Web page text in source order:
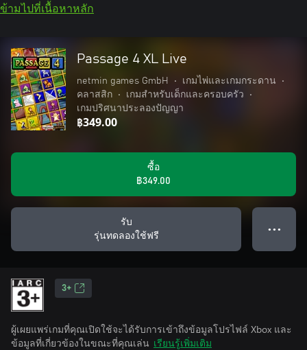
ข้ามไปที่เนื้อหาหลัก
Passage 4 XL Live
netmin games GmbH • เกมไพ่และเกมกระดาน
•
คลาสสิก
• เกมสำหรับเด็กและครอบครัว
•
เกมปริศนาประลองปัญญา
฿349.00
ซื้อ
฿349.00
รับ
รุ่นทดลองใช้ฟรี
● ● ●
3+
ผู้เผยแพร่เกมที่คุณเปิดใช้จะได้รับการเข้าถึงข้อมูลโปรไฟล์ Xbox และ
ข้อมูลที่เกี่ยวข้องในขณะที่คุณเล่น เรียนรู้เพิ่มเติม